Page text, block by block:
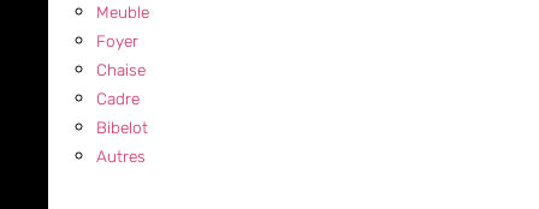
Meuble
Foyer
Chaise
Cadre
Bibelot
Autres